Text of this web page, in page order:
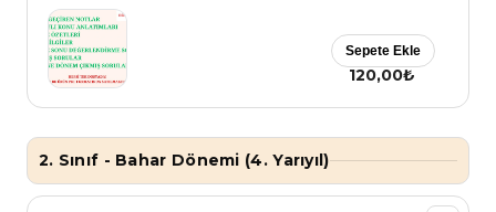
120,00₺
Sepete Ekle
2. Sınıf - Bahar Dönemi (4. Yarıyıl)